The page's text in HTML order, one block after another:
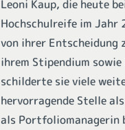
Leoni Kaup, die heute
Hochschulreife im
von ihrer Entscheidung
ihrem Stipendium
schilderte sie viele
hervorragende Stelle
als Portfoliomanagerin